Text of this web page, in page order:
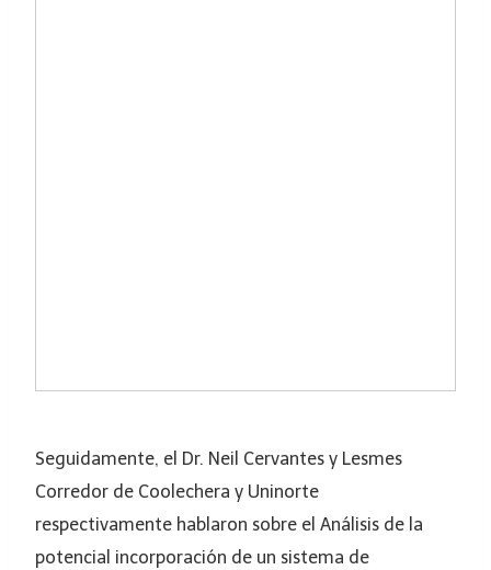
Seguidamente, el Dr. Neil Cervantes y Lesmes
Corredor de Coolechera y Uninorte
respectivamente hablaron sobre el Análisis de la
potencial incorporación de un sistema de